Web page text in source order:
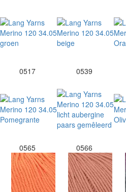
0517 0539
0565 0566